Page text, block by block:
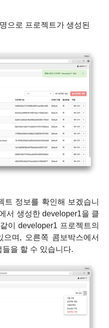
으로 프로젝트가 생성된
트 정보를 확인해 보겠습니
서 생성한 developer1을 클
이 developer1 프로젝트의
으며 , 오른쪽 콤보박스에서
을 할 수 있습니다.